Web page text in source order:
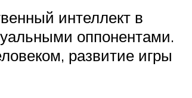
интеллект в
оппонентами.
развитие игры